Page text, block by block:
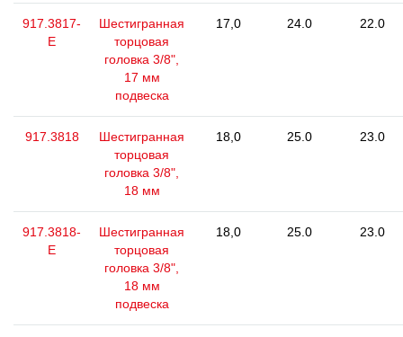
917.3817-
E
Шестигранная
торцовая
головка 3/8",
17 мм
подвеска
17,0 24.0 22.0
917.3818
Шестигранная
торцовая
головка 3/8",
18 мм
18,0 25.0 23.0
917.3818-
E
Шестигранная
торцовая
головка 3/8",
18 мм
подвеска
18,0 25.0 23.0